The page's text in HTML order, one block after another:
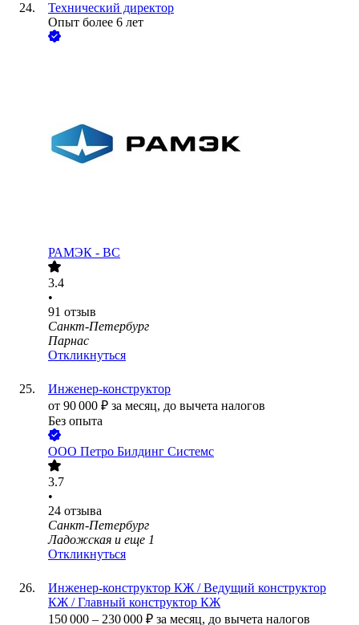
Технический директор
Опыт более 6 лет
РАМЭК - ВС
3.4
•
91 отзыв
Санкт-Петербург
Парнас
Откликнуться
Инженер-конструктор
от 90 000 ₽ за месяц, до вычета налогов
Без опыта
ООО Петро Билдинг Системс
3.7
•
24 отзыва
Санкт-Петербург
Ладожская и еще 1
Откликнуться
Инженер-конструктор КЖ / Ведущий конструктор
КЖ / Главный конструктор КЖ
150 000 – 230 000 ₽ за месяц, до вычета налогов